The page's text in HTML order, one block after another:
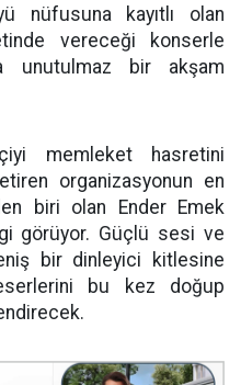
nüfusuna kayıtlı olan
vereceği konserle
unutulmaz bir akşam
memleket hasretini
organizasyonun en
biri olan Ender Emek
görüyor. Güçlü sesi ve
bir dinleyici kitlesine
bu kez doğup